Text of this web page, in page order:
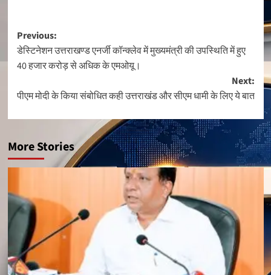
Post
navigation
Previous:
डेस्टिनेशन उत्तराखण्ड एनर्जी कॉन्क्लेव में मुख्यमंत्री की उपस्थिति में हुए
40 हजार करोड़ से अधिक के एमओयू।
Next:
पीएम मोदी के किया संबोधित कही उत्तराखंड और सीएम धामी के लिए ये बात
More Stories